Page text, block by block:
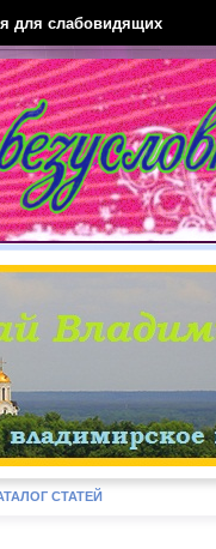
для слабовидящих
СТАТЕЙ